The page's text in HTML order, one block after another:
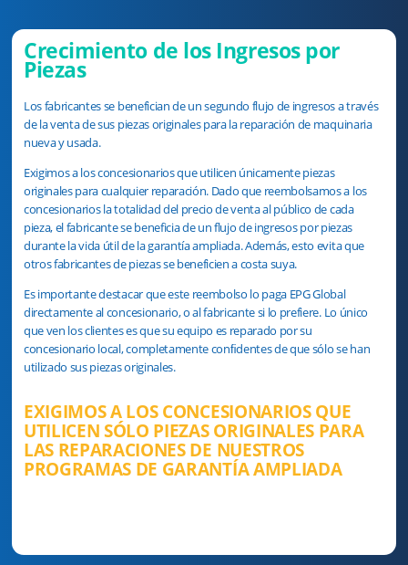
Crecimiento de los Ingresos por
Piezas
Los fabricantes se benefician de un segundo flujo de ingresos a través
de la venta de sus piezas originales para la reparación de maquinaria
nueva y usada.
Exigimos a los concesionarios que utilicen únicamente piezas
originales para cualquier reparación. Dado que reembolsamos a los
concesionarios la totalidad del precio de venta al público de cada
pieza, el fabricante se beneficia de un flujo de ingresos por piezas
durante la vida útil de la garantía ampliada. Además, esto evita que
otros fabricantes de piezas se beneficien a costa suya.
Es importante destacar que este reembolso lo paga EPG Global
directamente al concesionario, o al fabricante si lo prefiere. Lo único
que ven los clientes es que su equipo es reparado por su
concesionario local, completamente conﬁdentes de que sólo se han
utilizado sus piezas originales.
EXIGIMOS A LOS CONCESIONARIOS QUE
UTILICEN SÓLO PIEZAS ORIGINALES PARA
LAS REPARACIONES DE NUESTROS
PROGRAMAS DE GARANTÍA AMPLIADA